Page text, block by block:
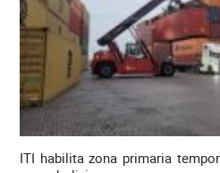
ITI habilita zona primaria